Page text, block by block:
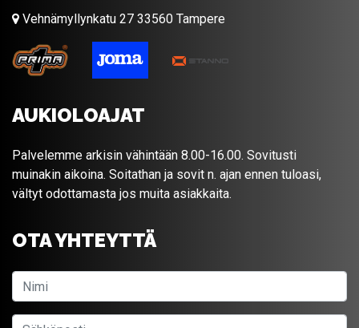
Vehnämyllynkatu 27 33560 Tampere
AUKIOLOAJAT
Palvelemme arkisin vähintään 8.00-16.00. Sovitusti
muinakin aikoina. Soitathan ja sovit n. ajan ennen tuloasi,
vältyt odottamasta jos muita asiakkaita.
OTA YHTEYTTÄ